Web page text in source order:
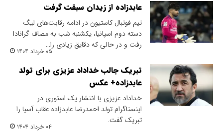
عابدزاده از زیدان سبقت گرفت
تیم فوتبال کاستیون در ادامه رقابت‌های لیگ
دسته دوم اسپانیا، یکشنبه شب به مصاف گرانادا
رفت و در حالی که دقایق زیادی را…
۰۵ خرداد ۱۴۰۴
تبریک جالب خداداد عزیزی برای تولد
عابدزاده+ عکس
خداداد عزیزی با انتشار یک استوری در
اینستاگرام تولد احمدرضا عابدزاده عقاب آسیا را
تبریک گفت.
۰۴ خرداد ۱۴۰۴